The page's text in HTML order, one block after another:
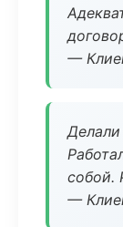
—
собой.
—